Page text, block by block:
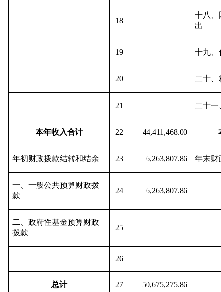
18
十八、
出
19 十九、
20 二十
21 二十一
本年收入合计 22 44,411,468.00
年初财政拨款结转和结余 23 6,263,807.86 年末财
一、一般公共预算财政拨
款
24 6,263,807.86
二、政府性基金预算财政
拨款
25
26
总计 27 50,675,275.86